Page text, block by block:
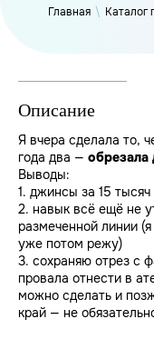
Главная \ Каталог
Описание
Я вчера сделала то,
года два —
Выводы:
1. джинсы за 15
2. навык всё ещё не
размеченной линии
уже потом режу)
3. сохраняю отрез с
провала отнести в
можно сделать и
край — не